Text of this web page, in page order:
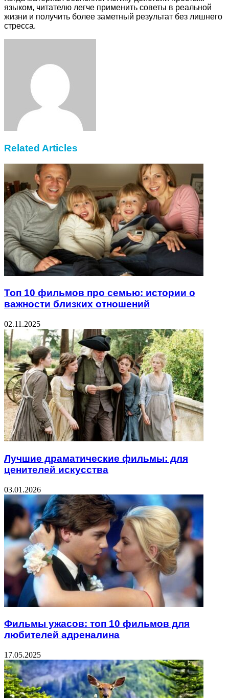
языком, читателю легче применить советы в реальной
жизни и получить более заметный результат без лишнего
стресса.
Related Articles
Топ 10 фильмов про семью: истории о
важности близких отношений
02.11.2025
Лучшие драматические фильмы: для
ценителей искусства
03.01.2026
Фильмы ужасов: топ 10 фильмов для
любителей адреналина
17.05.2025